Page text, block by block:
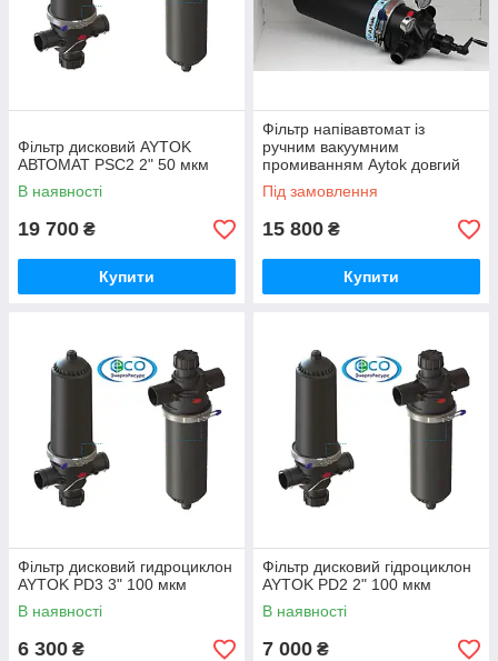
Фільтр дисковий AYTOK
АВТОМАТ PSC2 2" 50 мкм
В наявності
19 700 ₴
Купити
Фільтр напівавтомат із
ручним вакуумним
промиванням Aytok довгий
PVS20 100 мкм
Під замовлення
15 800 ₴
Купити
Фільтр дисковий гидроциклон
AYTOK PD3 3" 100 мкм
В наявності
6 300 ₴
Фільтр дисковий гідроциклон
AYTOK PD2 2" 100 мкм
В наявності
7 000 ₴